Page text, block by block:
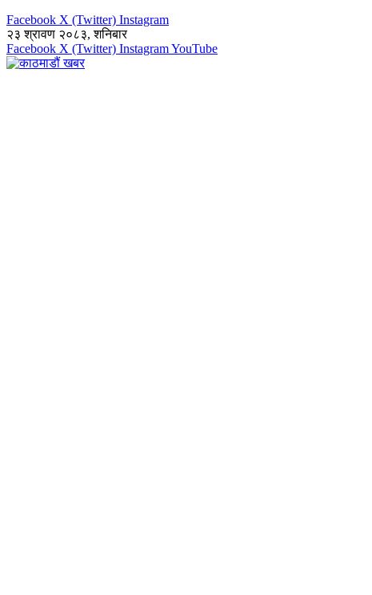
Facebook X (Twitter) Instagram
२३ श्रावण २०८३, शनिबार
Facebook X (Twitter) InstagramYouTube